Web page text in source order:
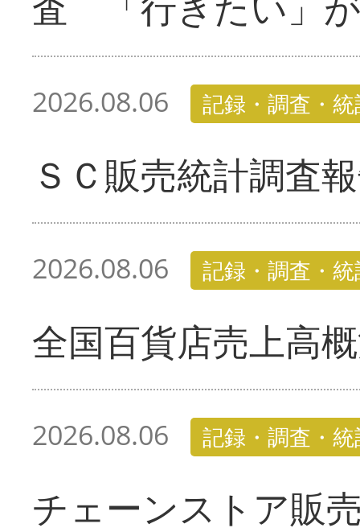
2026.08.06 記録・調査・
ＳＣ販売統計調査
2026.08.06 記録・調査・
全国百貨店売上高
2026.08.06 記録・調査・
チェーンストア販